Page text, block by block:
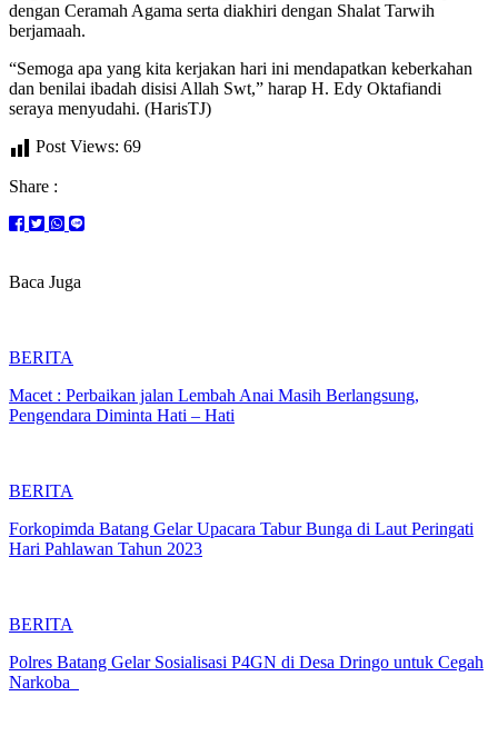
dengan Ceramah Agama serta diakhiri dengan Shalat Tarwih
berjamaah.
“Semoga apa yang kita kerjakan hari ini mendapatkan keberkahan
dan benilai ibadah disisi Allah Swt,” harap H. Edy Oktafiandi
seraya menyudahi. (HarisTJ)
Post Views: 69
Share :
Baca Juga
BERITA
Macet : Perbaikan jalan Lembah Anai Masih Berlangsung,
Pengendara Diminta Hati – Hati
BERITA
Forkopimda Batang Gelar Upacara Tabur Bunga di Laut Peringati
Hari Pahlawan Tahun 2023
BERITA
Polres Batang Gelar Sosialisasi P4GN di Desa Dringo untuk Cegah
Narkoba